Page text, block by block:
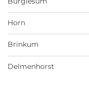
Horn
Brinkum
Delmenhorst